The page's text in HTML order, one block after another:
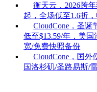
衡天云，2026跨
起，全场低至1.6折
CloudCone，圣
低至$13.59/年，美
宽/免费快照备份
CloudCone，国外
国洛杉矶/圣路易斯/